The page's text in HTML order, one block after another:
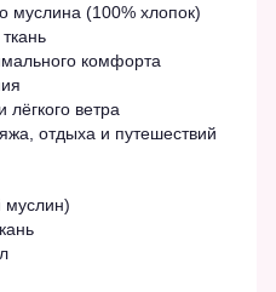
муслина (100% хлопок)
комфорта
ветра
отдыха и путешествий
муслин)